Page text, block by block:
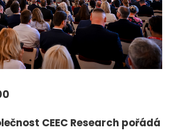
CEEC Research pořádá